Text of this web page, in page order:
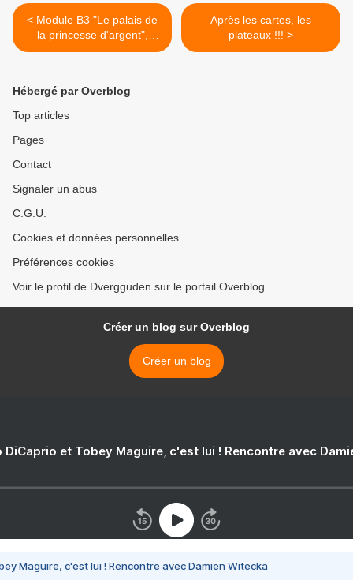
< Module B3 "Le palais de
la princesse d'argent",
quelques photos.
Après les cartes, les
plateaux !!! >
Hébergé par Overblog
Top articles
Pages
Contact
Signaler un abus
C.G.U.
Cookies et données personnelles
Préférences cookies
Voir le profil de Dvergguden sur le portail Overblog
Créer un blog sur Overblog
Créer un blog
DiCaprio et Tobey Maguire, c'est lui ! Rencontre avec
Maguire, c'est lui ! Rencontre avec Damien Witecka